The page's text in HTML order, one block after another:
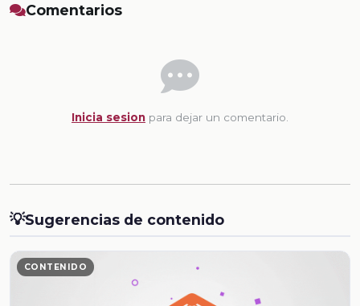
Comentarios
Inicia sesion para dejar un comentario.
💡Sugerencias de contenido
CONTENIDO